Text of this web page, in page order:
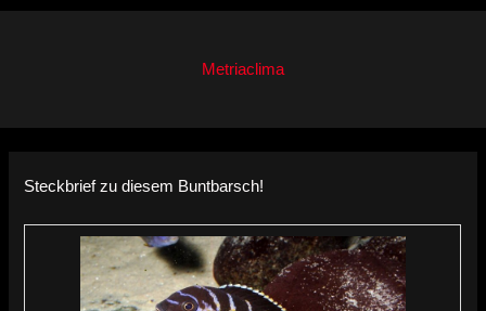
Metriaclima
Steckbrief zu diesem Buntbarsch!